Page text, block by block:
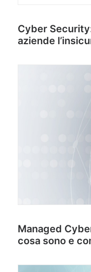
Cyber
aziende
Managed
cosa sono e